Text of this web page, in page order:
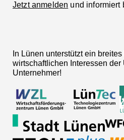
Jetzt anmelden und informiert
In Lünen unterstützt ein
wirtschaftlichen Interessen der
Unternehmer!